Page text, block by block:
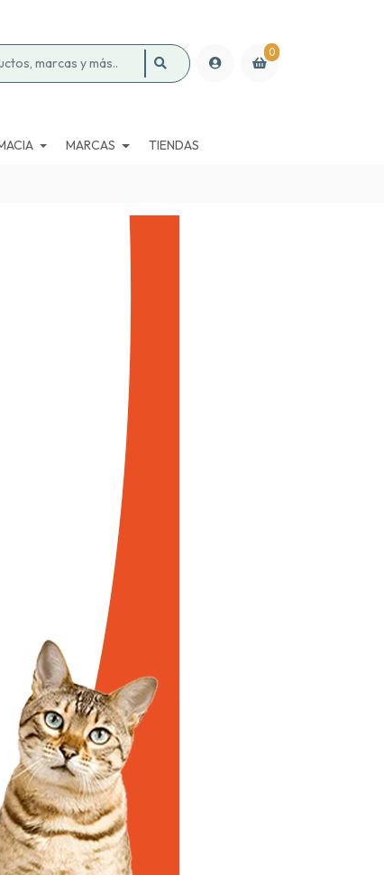
0
MARCAS TIENDAS